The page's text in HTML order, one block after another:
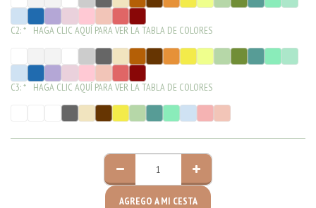
C2:* HAGA CLIC AQUÍ PARA VER LA TABLA DE COLORES
C3:* HAGA CLIC AQUÍ PARA VER LA TABLA DE COLORES
AGREGO A MI CESTA